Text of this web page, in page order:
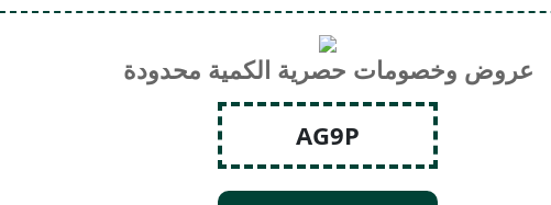
عروض وخصومات حصرية الكمية محدودة
AG9P